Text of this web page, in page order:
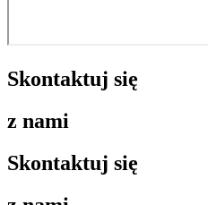
Skontaktuj się
z nami
Skontaktuj się